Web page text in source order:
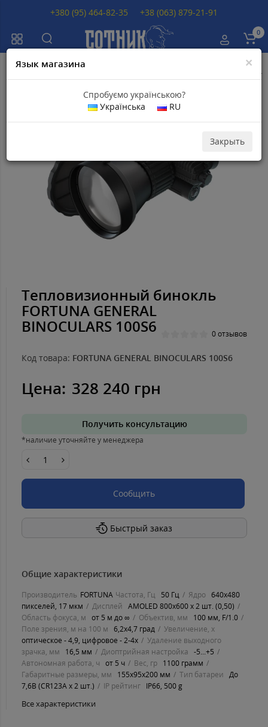
0
Тепловизионные бинокли
×
Язык магазина
Спробуємо українською?
Українська
RU
Закрыть
Тепловизионный бинокль
FORTUNA GENERAL
BINOCULARS 100S6 0 отзывов
Код товара: FORTUNA GENERAL BINOCULARS 100S6
Цена: 328 240 грн
Получить консультацию
*наличие уточняйте у менеджера
Сообщить
Быстрый заказ
Общие характеристики
Производитель FORTUNA Частота, Гц 50 Гц Ядро 640х480
пикселей, 17 мкм
Дисплей AMOLED 800х600 х 2 шт. (0,50)
Область фокуса, м от 5 м до ∞ Объектив, мм
100 мм, F/1.0
Поле зрения, м на 100 м 6,2х4,7 град
Увеличение, х
оптическое - 4,9, цифровое - 2-4х
Удаление выходного
зрачка, мм
16,5 мм Диоптрийная настройка -5...+5
Автономная работа, ч от 5 ч Вес, гр 1100 грамм
Габаритные размеры, мм
155х95х200 мм Тип батареи До
7,6B (CR123A х 2 шт.)
IP рейтинг IP66, 500 g
Все характеристики
+380 (95) 464-82-35 +38 (063) 879-21-91